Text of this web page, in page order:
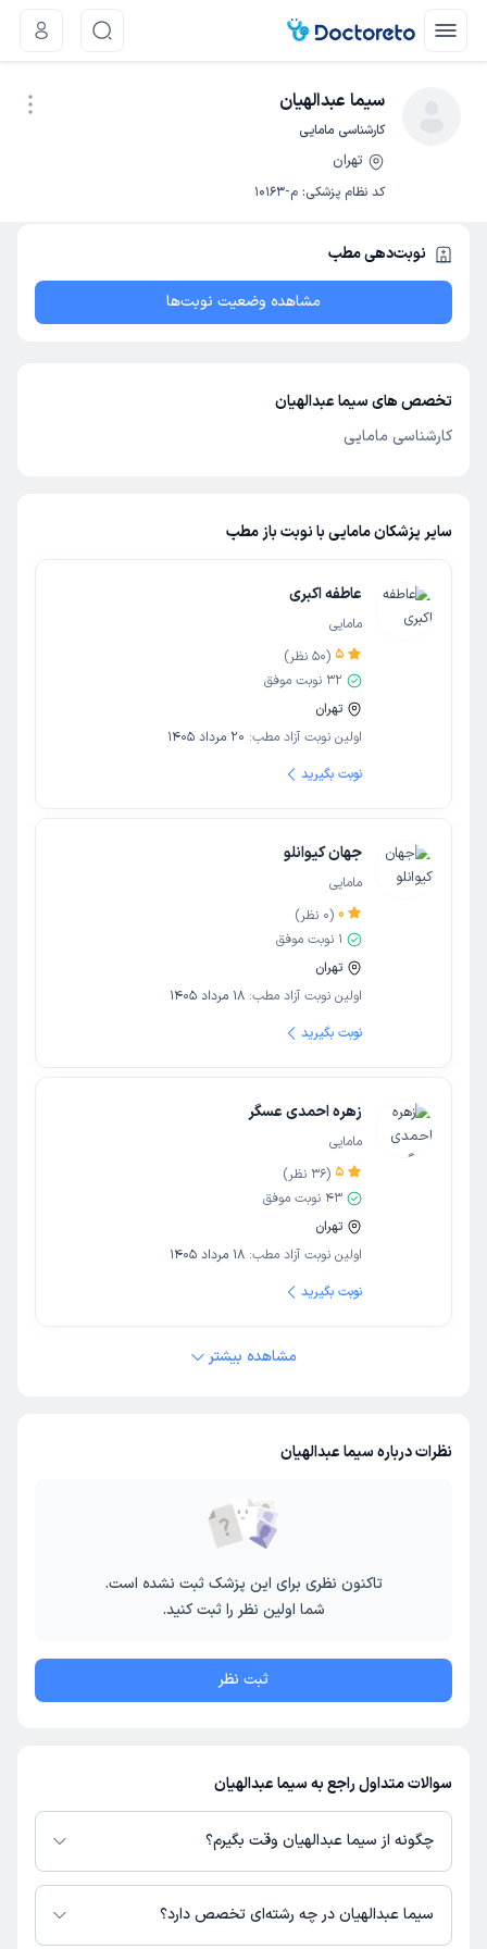
سیما عبدالهیان
کارشناسی مامایی
تهران
کد نظام پزشکی: م-10163
نوبت‌دهی مطب
مشاهده وضعیت نوبت‌ها
تخصص های سیما عبدالهیان
کارشناسی مامایی
سایر پزشکان مامایی با نوبت باز مطب
عاطفه اکبری
مامایی
5
(
50 نظر)
32 نوبت موفق
تهران
اولین نوبت آزاد مطب: 20 مرداد 1405
نوبت بگیرید
جهان کیوانلو
مامایی
0
(
0 نظر)
1 نوبت موفق
تهران
اولین نوبت آزاد مطب: 18 مرداد 1405
نوبت بگیرید
زهره احمدی عسگر
مامایی
5
(
36 نظر)
43 نوبت موفق
تهران
اولین نوبت آزاد مطب: 18 مرداد 1405
نوبت بگیرید
مشاهده بیشتر
نظرات درباره سیما عبدالهیان
تاکنون نظری برای این پزشک ثبت نشده است.
شما اولین نظر را ثبت کنید.
ثبت نظر
سوالات متداول راجع به سیما عبدالهیان
چگونه از سیما عبدالهیان وقت بگیرم؟
در صورتی کهسیما عبدالهیاندارای پروفایل فعال و نوبت‌دهی باز در پلتفرم
دکترتو باشند، می‌توانید از طریق این پلتفرم برای دریافت نوبت اقدام کنید. در
سیما عبدالهیان در چه رشته‌ای تخصص دارد؟